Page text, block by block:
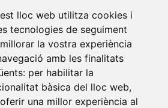
lloc web utilitza cookies i
tecnologies de seguiment
la vostra experiència
amb les finalitats
per habilitar la
bàsica del lloc web,
una millor experiència al
dades per a enviar-vos
els actes i activitats que
Vives.